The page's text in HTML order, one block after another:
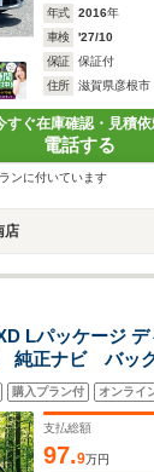
年式 2016年
車検
'27/10
保証
保証付
住所
滋賀県彦根市
すぐ在庫確認・見積
電話する
ンに付いています
店
Lパッケージ デ
純正ナビ バッ
ークルーズ
ヘッド ビル
ハイビーム
購入プラン付 オンライ
支払総額
97.9万円